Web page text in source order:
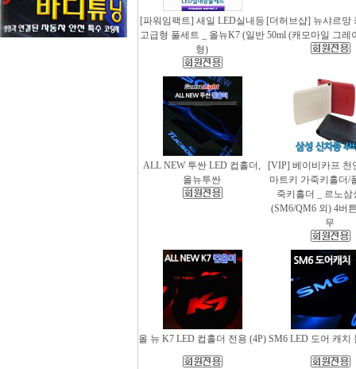
[파워임팩트] 새일 LED실내등
고급형 풀세트 _ 올뉴K7 (일반
형)
[더허브샵] 뉴샤르망
50ml (캐모마일 그레
ALL NEW 투싼 LED 컵홀더,
올뉴투싼
[VIP] 베이비카프 천
마트키 가죽키홀더/
죽키홀더 _ 르노삼
(SM6/QM6 외) 4버
무
올 뉴 K7 LED 컵홀더 전용 (4P) SM6 LED 도어 캐치